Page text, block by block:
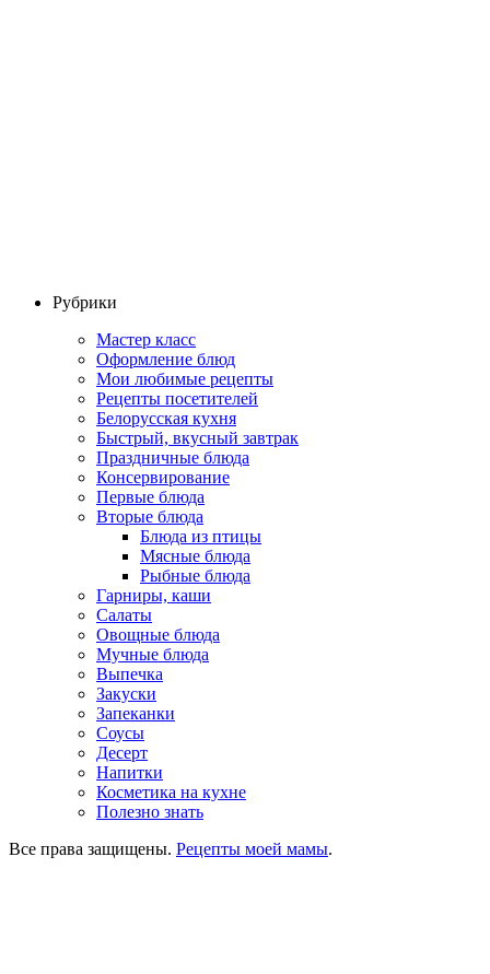
Рубрики
Мастер класс
Оформление блюд
Мои любимые рецепты
Рецепты посетителей
Белорусская кухня
Быстрый, вкусный завтрак
Праздничные блюда
Консервирование
Первые блюда
Вторые блюда
Блюда из птицы
Мясные блюда
Рыбные блюда
Гарниры, каши
Салаты
Овощные блюда
Мучные блюда
Выпечка
Закуски
Запеканки
Соусы
Десерт
Напитки
Косметика на кухне
Полезно знать
Все права защищены. Рецепты моей мамы.